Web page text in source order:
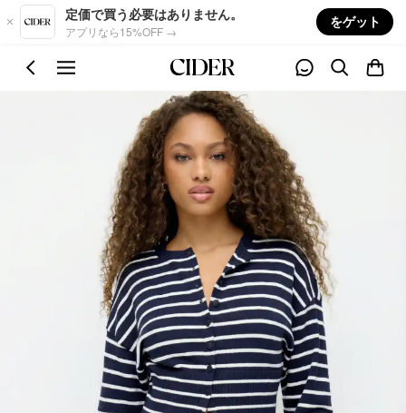
Skip to main content
定価で買う必要はありません。
アプリなら15%OFF →
をゲット